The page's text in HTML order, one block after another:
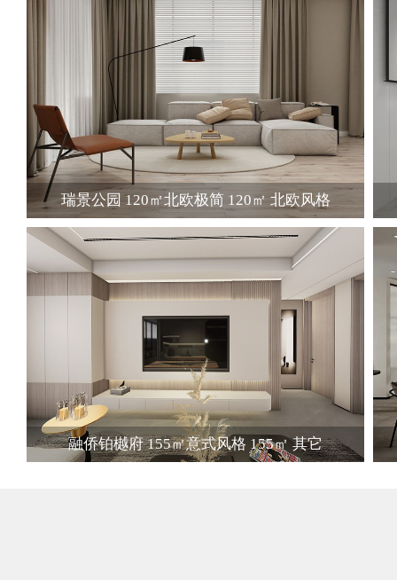
瑞景公园 120㎡北欧极简 120㎡ 北欧风格
融侨铂樾府 155㎡意式风格 155㎡ 其它